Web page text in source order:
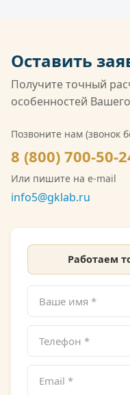
того, компания
(Л039-00117-77/
области
водных объектов и
СРО на
изысканий. Со
Росгидромета
Оставить
Получите точный
особенностей
Позвоните нам (звонок
8 (800) 700-50-
Или пишите на e-mail
info5@gklab.ru
Работаем